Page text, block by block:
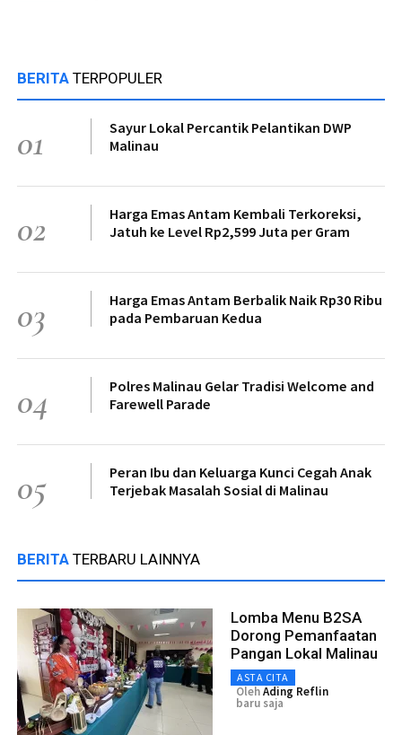
BERITA TERPOPULER
01
Sayur Lokal Percantik Pelantikan DWP
Malinau
02
Harga Emas Antam Kembali Terkoreksi,
Jatuh ke Level Rp2,599 Juta per Gram
03
Harga Emas Antam Berbalik Naik Rp30 Ribu
pada Pembaruan Kedua
04
Polres Malinau Gelar Tradisi Welcome and
Farewell Parade
05
Peran Ibu dan Keluarga Kunci Cegah Anak
Terjebak Masalah Sosial di Malinau
BERITA TERBARU LAINNYA
Lomba Menu B2SA
Dorong Pemanfaatan
Pangan Lokal Malinau
ASTA CITA
OlehAding Reflin
baru saja